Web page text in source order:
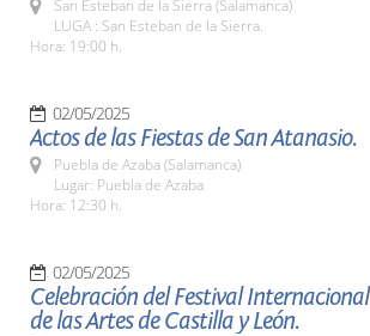
San Esteban de la Sierra (Salamanca)
LUGA : San Esteban de la Sierra.
Hora: 19:00 h.
02/05/2025
Actos de las Fiestas de San Atanasio.
Puebla de Azaba (Salamanca)
Lugar: Puebla de Azaba
Hora: 12:30 h.
02/05/2025
Celebración del Festival Internacional
de las Artes de Castilla y León.